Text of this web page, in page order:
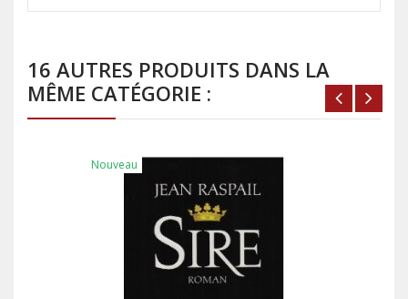
16 AUTRES PRODUITS DANS LA
MÊME CATÉGORIE :
Nouveau